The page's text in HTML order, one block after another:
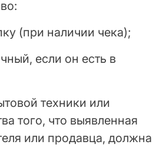
(при наличии чека);
если он есть в
техники или
того, что выявленная
или продавца, должна